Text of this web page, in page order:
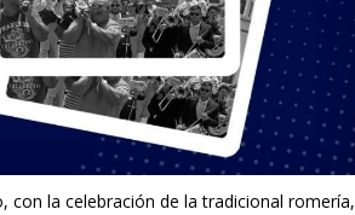
con la celebración de la tradicional romería,